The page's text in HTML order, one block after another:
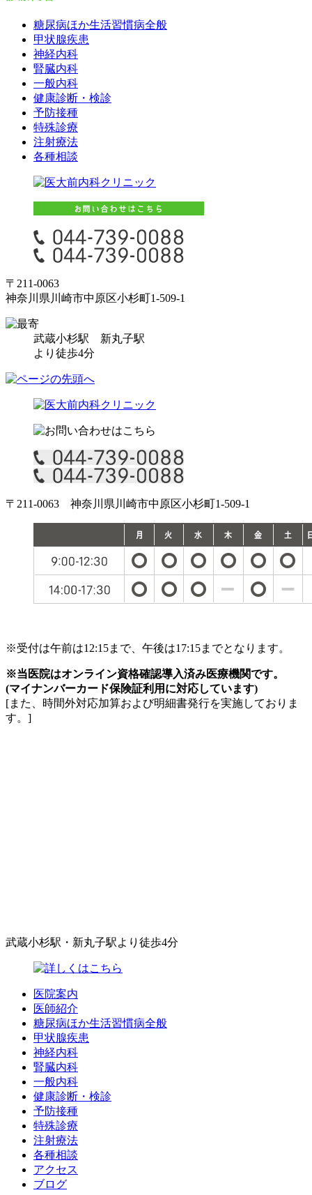
糖尿病ほか生活習慣病全般
甲状腺疾患
神経内科
腎臓内科
一般内科
健康診断・検診
予防接種
特殊診療
注射療法
各種相談
〒211-0063
神奈川県川崎市中原区小杉町1-509-1
武蔵小杉駅
新丸子駅
より徒歩4分
〒211-0063 神奈川県川崎市中原区小杉町1-509-1
※受付は午前は12:15まで、午後は17:15までとなります。
※当医院はオンライン資格確認導入済み医療機関です。
(マイナンバーカード保険証利用に対応しています)
[また、時間外対応加算および明細書発行を実施しておりま
す。]
武蔵小杉駅・新丸子駅より徒歩4分
医院案内
医師紹介
糖尿病ほか生活習慣病全般
甲状腺疾患
神経内科
腎臓内科
一般内科
健康診断・検診
予防接種
特殊診療
注射療法
各種相談
アクセス
ブログ